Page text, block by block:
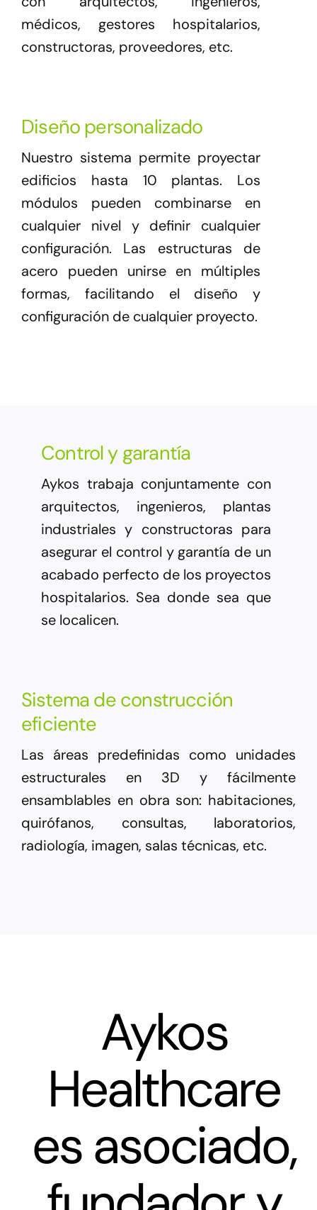
médicos, gestores hospitalarios,
constructoras, proveedores, etc.
Diseño personalizado
Nuestro sistema permite proyectar
edificios hasta 10 plantas. Los
módulos pueden combinarse en
cualquier nivel y definir cualquier
configuración. Las estructuras de
acero pueden unirse en múltiples
formas, facilitando el diseño y
configuración de cualquier proyecto.
Control y garantía
Aykos trabaja conjuntamente con
arquitectos, ingenieros, plantas
industriales y constructoras para
asegurar el control y garantía de un
acabado perfecto de los proyectos
hospitalarios. Sea donde sea que
se localicen.
Sistema de construcción
eficiente
Las áreas predefinidas como unidades
estructurales en 3D y fácilmente
ensamblables en obra son: habitaciones,
quirófanos, consultas, laboratorios,
radiología, imagen, salas técnicas, etc.
Aykos
Healthcare
es asociado,